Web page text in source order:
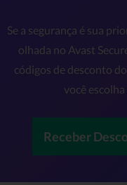
Se a segurança é sua
olhada no Avast
códigos de desconto
você
Receber